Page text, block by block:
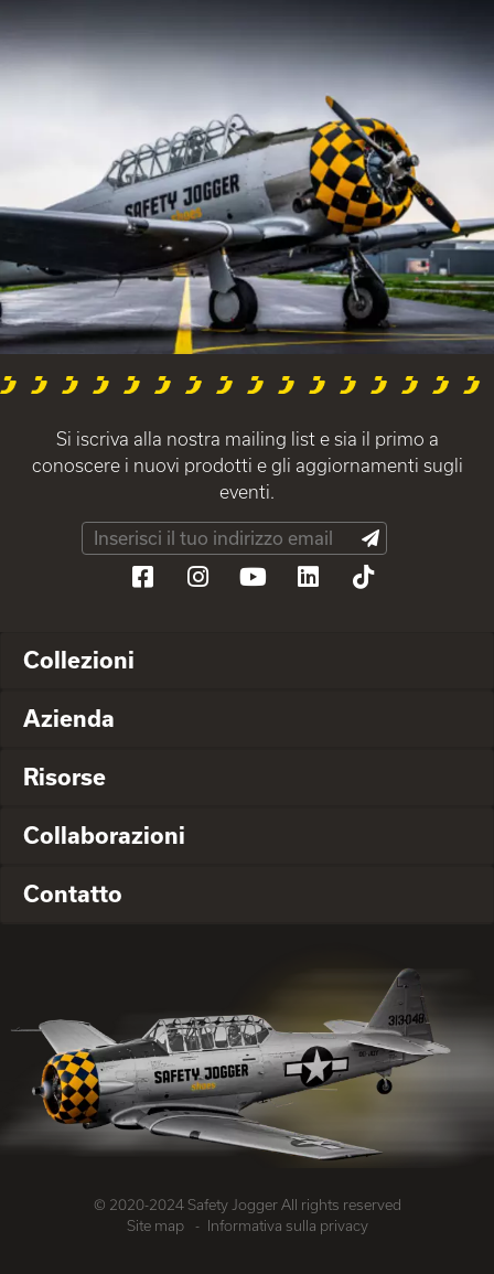
Si iscriva alla nostra mailing list e sia il primo a
conoscere i nuovi prodotti e gli aggiornamenti sugli
eventi.
Collezioni
Azienda
Risorse
Collaborazioni
Contatto
© 2020-2024 Safety Jogger All rights reserved
Site map
Informativa sulla privacy